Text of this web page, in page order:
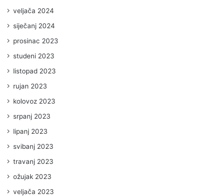
veljača 2024
siječanj 2024
prosinac 2023
studeni 2023
listopad 2023
rujan 2023
kolovoz 2023
srpanj 2023
lipanj 2023
svibanj 2023
travanj 2023
ožujak 2023
veljača 2023